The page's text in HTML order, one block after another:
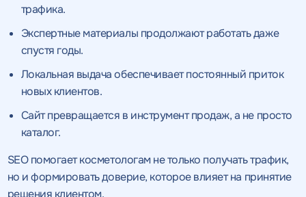
трафика.
Экспертные материалы продолжают работать даже
спустя годы.
Локальная выдача обеспечивает постоянный приток
новых клиентов.
Сайт превращается в инструмент продаж, а не просто
каталог.
SEO помогает косметологам не только получать трафик,
но и формировать доверие, которое влияет на принятие
решения клиентом.